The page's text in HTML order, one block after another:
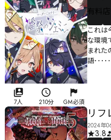
7人 210分 GM必須
有料
これは
な環境
まれた
語･･･
リ
2024年
3.8